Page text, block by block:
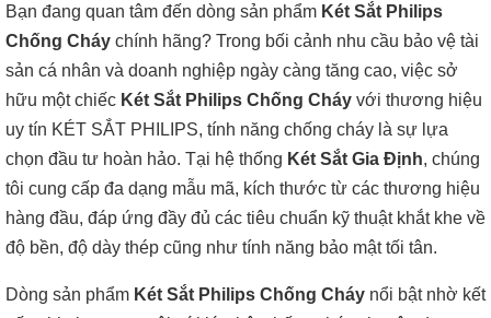
Bạn đang quan tâm đến dòng sản phẩm Két Sắt Philips
Chống Cháy chính hãng? Trong bối cảnh nhu cầu bảo vệ tài
sản cá nhân và doanh nghiệp ngày càng tăng cao, việc sở
hữu một chiếc Két Sắt Philips Chống Cháy với thương hiệu
uy tín KÉT SẮT PHILIPS, tính năng chống cháy là sự lựa
chọn đầu tư hoàn hảo. Tại hệ thống Két Sắt Gia Định, chúng
tôi cung cấp đa dạng mẫu mã, kích thước từ các thương hiệu
hàng đầu, đáp ứng đầy đủ các tiêu chuẩn kỹ thuật khắt khe về
độ bền, độ dày thép cũng như tính năng bảo mật tối tân.
Dòng sản phẩm Két Sắt Philips Chống Cháy nổi bật nhờ kết